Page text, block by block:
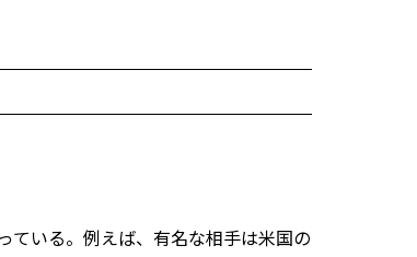
ている。例えば、有名な相手は米国の